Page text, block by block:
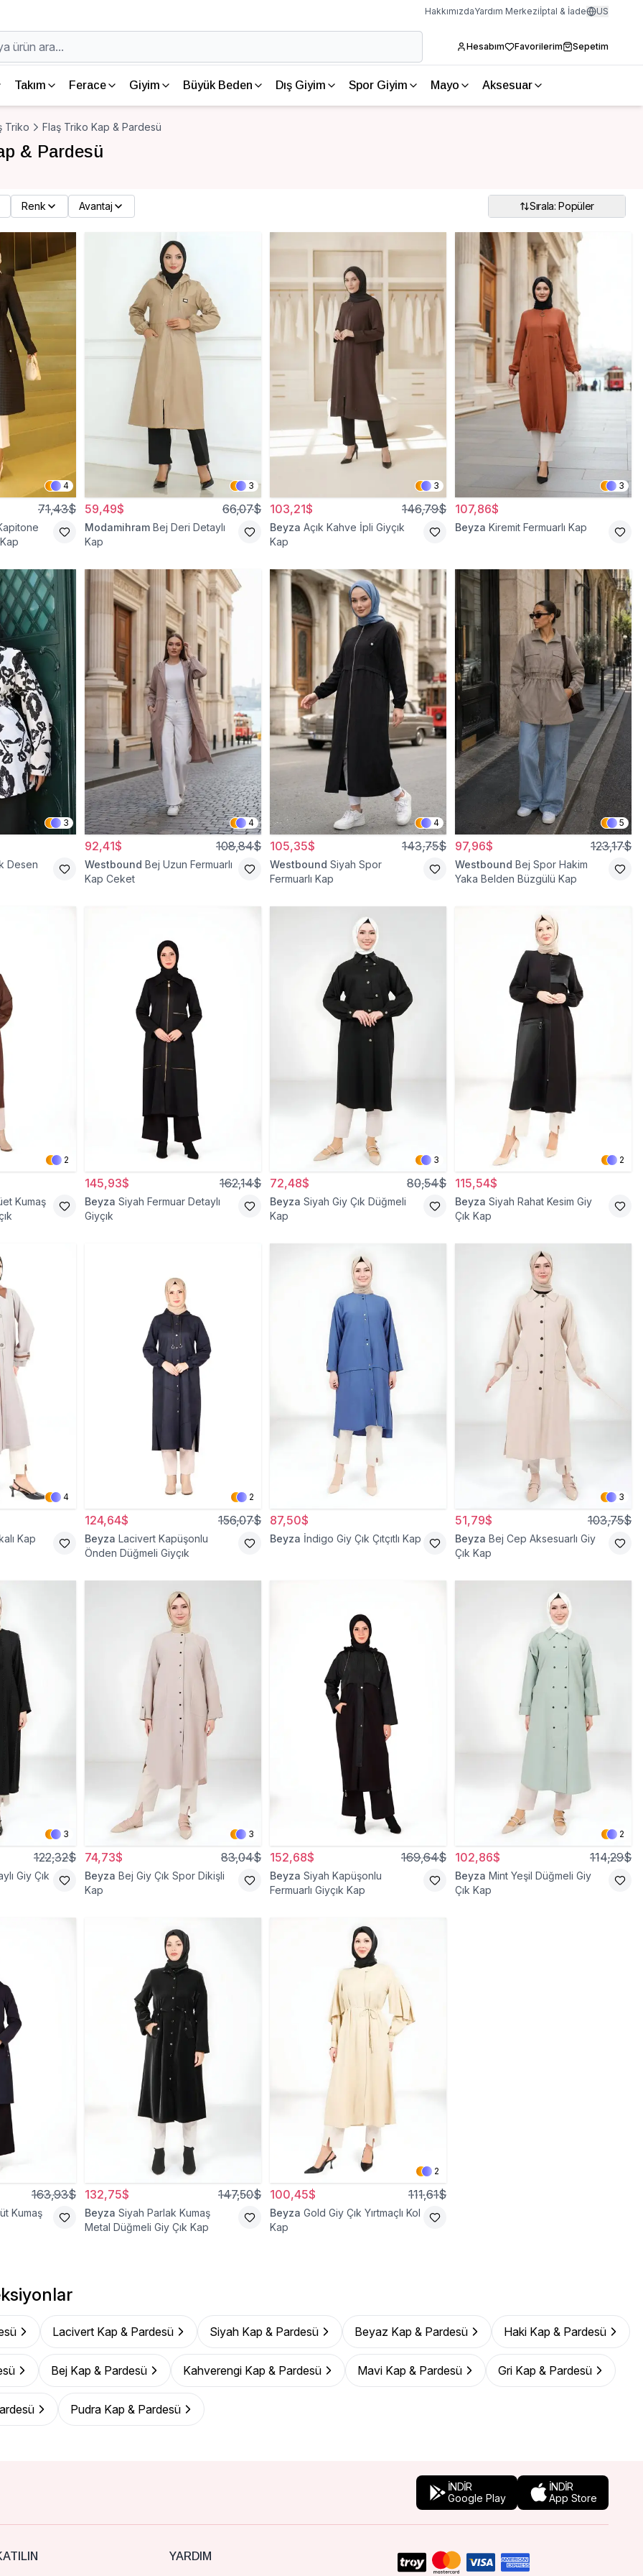
HakkımızdaYardım Merkeziİptal & İade US
Hesabım Favorilerim Sepetim
Takım Ferace Giyim Büyük Beden Dış Giyim Spor Giyim Mayo Aksesuar
Triko Flaş Triko Kap & Pardesü
& Pardesü
Renk Avantaj Sırala: Popüler
4
71,43$
3
59,49$ 66,07$
Modamihram Bej Deri Detaylı
Kap
3
103,21$ 146,79$
Beyza Açık Kahve İpli Giyçık
Kap
3
107,86$
Beyza Kiremit Fermuarlı Kap
3
Desen
4
92,41$ 108,84$
Westbound Bej Uzun Fermuarlı
Kap Ceket
4
105,35$ 143,75$
Westbound Siyah Spor
Fermuarlı Kap
5
97,96$ 123,17$
Westbound Bej Spor Hakim
Yaka Belden Büzgülü Kap
2
Kumaş
145,93$ 162,14$
Beyza Siyah Fermuar Detaylı
Giyçık
3
72,48$ 80,54$
Beyza Siyah Giy Çık Düğmeli
Kap
2
115,54$
Beyza Siyah Rahat Kesim Giy
Çık Kap
4
Kap
2
124,64$ 156,07$
Beyza Lacivert Kapüşonlu
Önden Düğmeli Giyçık
87,50$
Beyza İndigo Giy Çık Çıtçıtlı Kap
3
51,79$ 103,75$
Beyza Bej Cep Aksesuarlı Giy
Çık Kap
3
122,32$
Giy Çık
3
74,73$ 83,04$
Beyza Bej Giy Çık Spor Dikişli
Kap
152,68$ 169,64$
Beyza Siyah Kapüşonlu
Fermuarlı Giyçık Kap
2
102,86$ 114,29$
Beyza Mint Yeşil Düğmeli Giy
Çık Kap
163,93$
Kumaş
132,75$ 147,50$
Beyza Siyah Parlak Kumaş
Metal Düğmeli Giy Çık Kap
2
100,45$ 111,61$
Beyza Gold Giy Çık Yırtmaçlı Kol
Kap
Lacivert Kap & Pardesü Siyah Kap & Pardesü Beyaz Kap & Pardesü Haki Kap & Pardesü
Bej Kap & Pardesü Kahverengi Kap & Pardesü Mavi Kap & Pardesü Gri Kap & Pardesü
Pudra Kap & Pardesü
İNDİR
Google Play
İNDİR
App Store
YARDIM